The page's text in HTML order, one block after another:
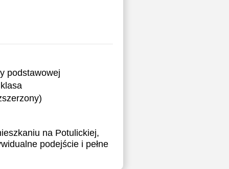
podstawowej
na Potulickiej,
podejście i pełne